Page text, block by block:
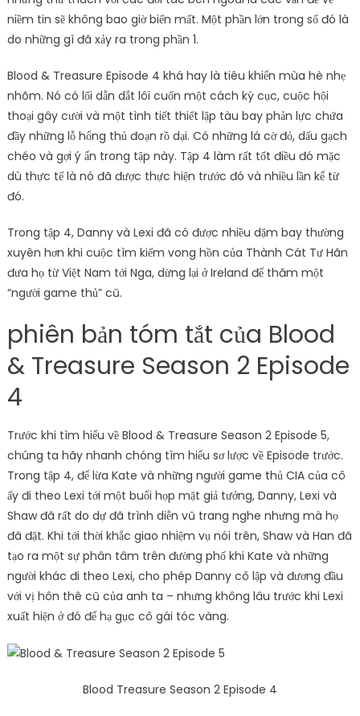
niềm tin sẽ không bao giờ biến mất. Một phần lớn trong số đó là
do những gì đã xảy ra trong phần 1.
Blood & Treasure Episode 4 khá hay là tiêu khiển mùa hè nhẹ
nhõm. Nó có lối dẫn dắt lôi cuốn một cách kỳ cục, cuộc hội
thoại gây cười và một tình tiết thiết lập tàu bay phản lực chứa
đầy những lỗ hổng thủ đoạn rồ dại. Có những lá cờ đỏ, dấu gạch
chéo và gợi ý ẩn trong tập này. Tập 4 làm rất tốt điều đó mặc
dù thực tế là nó đã được thực hiện trước đó và nhiều lần kể từ
đó.
Trong tập 4, Danny và Lexi đã có được nhiều dặm bay thường
xuyên hơn khi cuộc tìm kiếm vong hồn của Thành Cát Tư Hãn
đưa họ từ Việt Nam tới Nga, dừng lại ở Ireland để thăm một
“người game thủ” cũ.
phiên bản tóm tắt của Blood
& Treasure Season 2 Episode
4
Trước khi tìm hiểu về Blood & Treasure Season 2 Episode 5,
chúng ta hãy nhanh chóng tìm hiểu sơ lược về Episode trước.
Trong tập 4, để lừa Kate và những người game thủ CIA của cô
ấy đi theo Lexi tới một buổi họp mặt giả tưởng, Danny, Lexi và
Shaw đã rất do dự đã trình diễn vũ trang nghe nhưng mà họ
đã đặt. Khi tới thời khắc giao nhiệm vụ nói trên, Shaw và Han đã
tạo ra một sự phân tâm trên đường phố khi Kate và những
người khác đi theo Lexi, cho phép Danny cô lập và đương đầu
với vị hôn thê cũ của anh ta – nhưng không lâu trước khi Lexi
xuất hiện ở đó để hạ gục cô gái tóc vàng.
Blood Treasure Season 2 Episode 4